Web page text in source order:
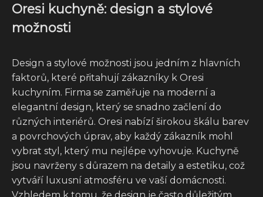
Oresi kuchyně: design a stylové
možnosti
Design a stylové možnosti jsou jedním z hlavních
faktorů, které přitahují zákazníky k Oresi
kuchyním. Firma se zaměřuje na moderní a
elegantní design, který se snadno začlení do
různých interiérů. Oresi nabízí širokou škálu barev
a povrchových úprav, aby každý zákazník mohl
vybrat styl, který mu nejlépe vyhovuje. Kuchyně
jsou navrženy s důrazem na detaily a estetiku, což
vytváří luxusní atmosféru ve vaší domácnosti.